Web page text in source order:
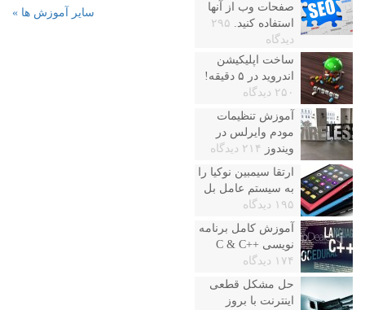
صفحات وب از آنها
استفاده کنید. ۲۹۵
دیدگاه
ساخت اپلیکیشن
اندروید در ۵ دقیقه!
۲۵۰ دیدگاه
آموزش تنظیمات
مودم وایرلس در
ویندوز
۲۱۴ دیدگاه
ارتقا سیمبین نوکیا را
به سیستم عامل بل
۱۹۵ دیدگاه
آموزش کامل برنامه
نویسی ++C & C
۱۷۴ دیدگاه
حل مشکل قطعی
اینترنت با بروز
سایر آموزش ها »